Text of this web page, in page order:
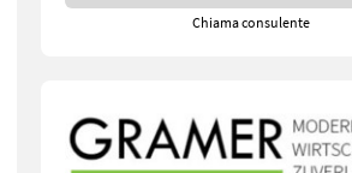
Chiama consulente